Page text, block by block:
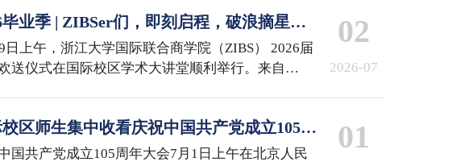
毕业季 | ZIBSer们，即刻启程，破浪摘星！
Seas, Reach the Stars
日上午，浙江大学国际联合商学院（ZIBS） 2026届
送仪式在国际校区学术大讲堂顺利举行。来自
02
2026-07
校区师生集中收看庆祝中国共产党成立105周
国共产党成立105周年大会7月1日上午在北京人民
01